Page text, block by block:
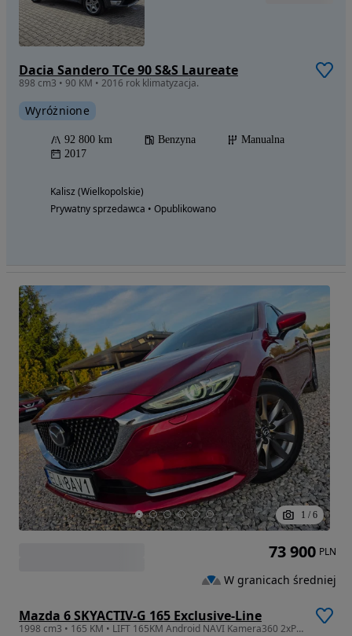
Dacia Sandero TCe 90 S&S Laureate
898 cm3 • 90 KM • 2016 rok klimatyzacja.
Wyróżnione
92 800 km Benzyna
Manualna
2017
Kalisz (Wielkopolskie)
Prywatny sprzedawca • Opublikowano
1 / 6
Mazda 6 SKYACTIV-G 165 Exclusive-Line
1998 cm3 • 165 KM • LIFT 165KM Android NAVI Kamera360 2xPDC HeadUp FULL LED 139TyśKmSERWIS
73 900 PLN
W granicach średniej